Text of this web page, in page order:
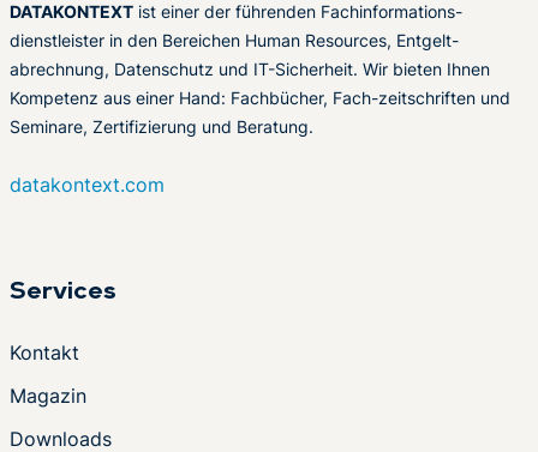
DATAKONTEXT ist einer der führenden Fachinformations-
dienstleister in den Bereichen Human Resources, Entgelt-
abrechnung, Datenschutz und IT-Sicherheit. Wir bieten Ihnen
Kompetenz aus einer Hand: Fachbücher, Fach-zeitschriften und
Seminare, Zertifizierung und Beratung.
datakontext.com
Services
Kontakt
Magazin
Downloads